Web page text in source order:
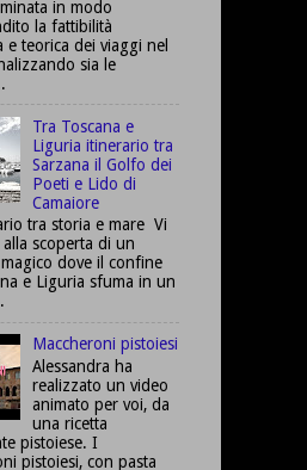
in modo
la fattibilità
e teorica dei viaggi nel
sia le
Tra Toscana e
Liguria itinerario tra
Sarzana il Golfo dei
Poeti e Lido di
Camaiore
tra storia e mare Vi
scoperta di un
dove il confine
e Liguria sfuma in un
Maccheroni pistoiesi
Alessandra ha
realizzato un video
animato per voi, da
una ricetta
pistoiese. I
pistoiesi, con pasta